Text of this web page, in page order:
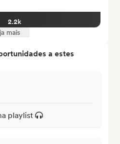
2.2k
mais
a estes
playlist